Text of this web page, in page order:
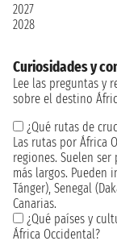
2027
2028
Curiosidades y
Lee las preguntas y
sobre el destino
¿Qué rutas de
Las rutas por África
regiones. Suelen
más largos. Pueden
Tánger), Senegal
Canarias.
¿Qué países y
África Occidental?